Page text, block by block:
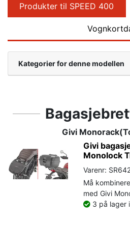
Produkter til SPEED 400
Kategorier for denne modellen
Givi
Givi
Monolock
Varenr:
Må
med Givi
3 på lager